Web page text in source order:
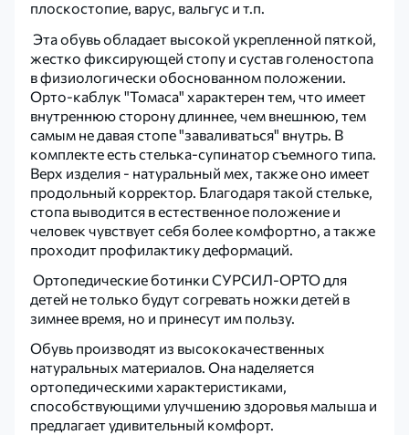
плоскостопие, варус, вальгус и т.п.
Эта обувь обладает высокой укрепленной пяткой,
жестко фиксирующей стопу и сустав голеностопа
в физиологически обоснованном положении.
Орто-каблук "Томаса" характерен тем, что имеет
внутреннюю сторону длиннее, чем внешнюю, тем
самым не давая стопе "заваливаться" внутрь. В
комплекте есть стелька-супинатор съемного типа.
Верх изделия - натуральный мех, также оно имеет
продольный корректор. Благодаря такой стельке,
стопа выводится в естественное положение и
человек чувствует себя более комфортно, а также
проходит профилактику деформаций.
Ортопедические ботинки СУРСИЛ-ОРТО для
детей не только будут согревать ножки детей в
зимнее время, но и принесут им пользу.
Обувь производят из высококачественных
натуральных материалов. Она наделяется
ортопедическими характеристиками,
способствующими улучшению здоровья малыша и
предлагает удивительный комфорт.